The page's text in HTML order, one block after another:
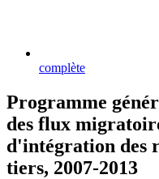
complète
Programme
des flux
d'intégration des
tiers, 2007-2013